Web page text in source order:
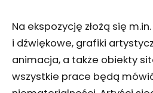
Na ekspozycję złożą się
i dźwiękowe, grafiki
animacja, a także obiekty
wszystkie prace będą